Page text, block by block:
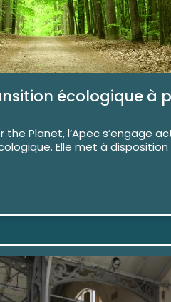
écologique à
the Planet, l’Apec s’engage
Elle met à